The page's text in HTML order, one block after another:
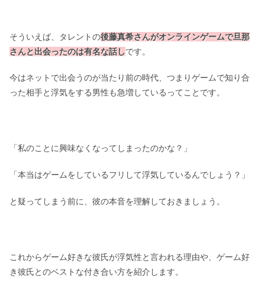
そういえば、タレントの後藤真希さんがオンラインゲームで旦那
さんと出会ったのは有名な話しです。
今はネットで出会うのが当たり前の時代、つまりゲームで知り合
った相手と浮気をする男性も急増しているってことです。
「私のことに興味なくなってしまったのかな？」
「本当はゲームをしているフリして浮気しているんでしょう？」
と疑ってしまう前に、彼の本音を理解しておきましょう。
これからゲーム好きな彼氏が浮気性と言われる理由や、ゲーム好
き彼氏とのベストな付き合い方を紹介します。